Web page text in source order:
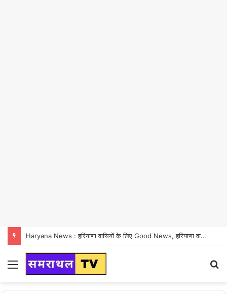
Haryana News : हरियाणा वासियों के लिए Good News, हरियाणा वासियों का गुरुग्राम में अपना घर लेने का सपना होगा साकार
Menu